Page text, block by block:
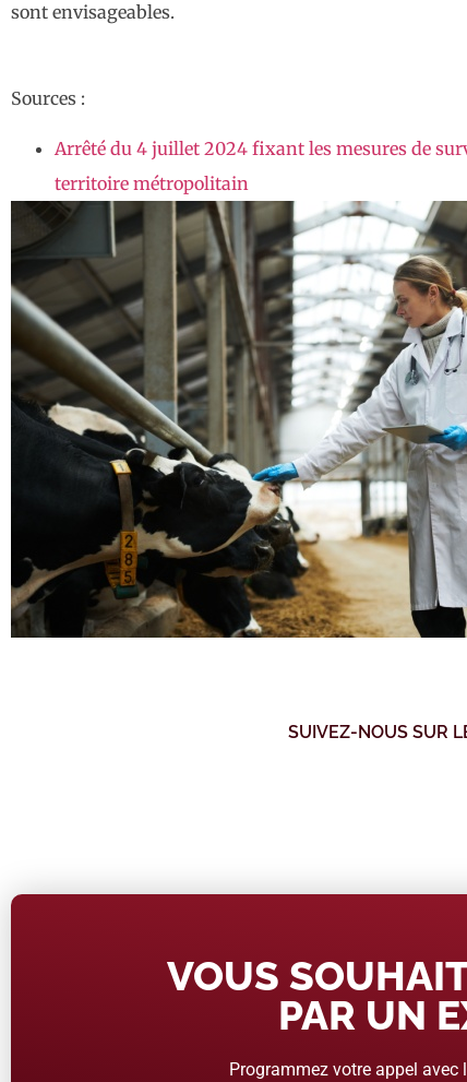
sont envisageables.
Sources :
Arrêté du 4 juillet 2024 fixant les mesures de
territoire métropolitain
SUIVEZ-NOUS SUR
VOUS
PAR UN
Programmez votre appel